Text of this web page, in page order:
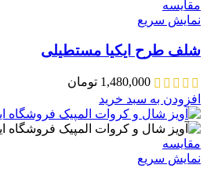
مقايسه
نمایش سریع
شلف طرح ایکیا مستطیلی
1,480,000 تومان
افزودن به سبد خرید
مقايسه
نمایش سریع